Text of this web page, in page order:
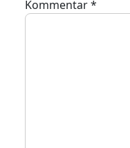
Kommentar*